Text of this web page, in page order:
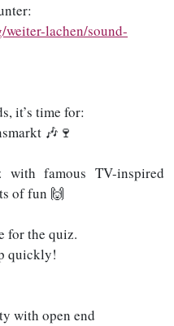
lachen/sound-
it’s time for:
🎶🍷
famous TV-inspired
of fun 🙌
for the quiz.
quickly!
with open end